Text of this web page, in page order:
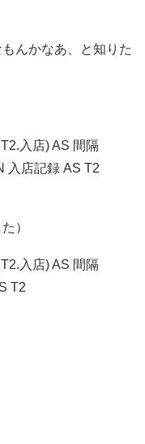
んかなあ、と知りた
入店) AS 間隔
入店記録 AS T2
）
入店) AS 間隔
T2